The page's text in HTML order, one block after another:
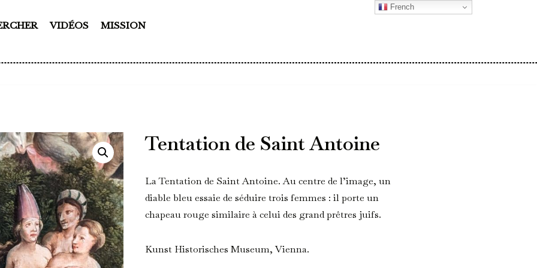
VIDÉOS MISSION
Tentation de Saint Antoine
La Tentation de Saint Antoine. Au centre de l’image, un
diable bleu essaie de séduire trois femmes : il porte un
chapeau rouge similaire à celui des grand prêtres juifs.
Kunst Historisches Museum, Vienna.
French